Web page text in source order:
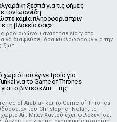
ξεσπά για τις φήμες
τον Ιωαννίδη:
καμία πληροφορία πριν
τη βλακεία σας»
ραδιοφώνου ανάρτησε story στο
να διαψεύσει όσα κυκλοφορούν για την
ζωή
χωριό που έγινε Τροία για
για το Game of Thrones
το βίντεο κλιπ ... της
of Arabia» και το Game of Thrones
του Christopher Nolan, το
Αΐτ Μπεν Χαντού έχει φιλοξενήσει